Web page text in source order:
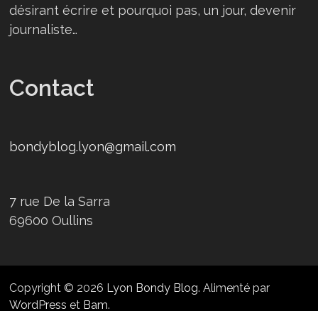
désirant écrire et pourquoi pas, un jour, devenir
journaliste…
Contact
bondyblog.lyon@gmail.com
7 rue De la Sarra
69600 Oullins
Copyright © 2026 Lyon Bondy Blog. Alimenté par
WordPress et Bam.